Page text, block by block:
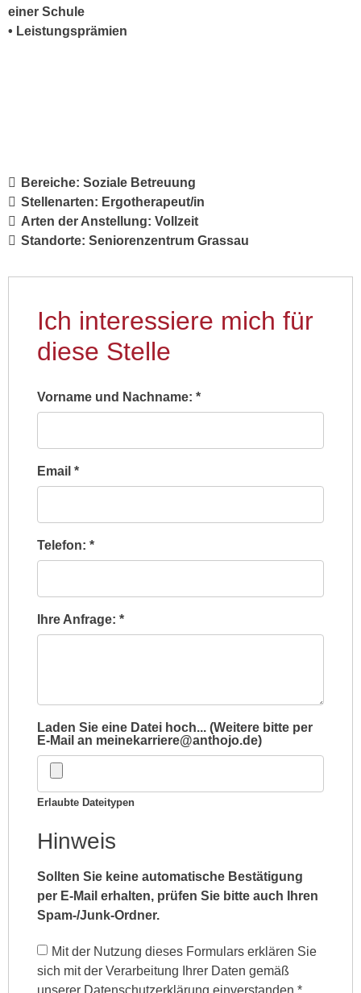
einer Schule
• Leistungsprämien
Bereiche: Soziale Betreuung
Stellenarten: Ergotherapeut/in
Arten der Anstellung: Vollzeit
Standorte: Seniorenzentrum Grassau
Ich interessiere mich für
diese Stelle
Vorname und Nachname: *
Email *
Telefon: *
Ihre Anfrage: *
Laden Sie eine Datei hoch... (Weitere bitte per
E-Mail an meinekarriere@anthojo.de)
Erlaubte Dateitypen
Hinweis
Sollten Sie keine automatische Bestätigung
per E-Mail erhalten, prüfen Sie bitte auch Ihren
Spam-/Junk-Ordner.
Mit der Nutzung dieses Formulars erklären Sie
sich mit der Verarbeitung Ihrer Daten gemäß
unserer Datenschutzerklärung einverstanden *